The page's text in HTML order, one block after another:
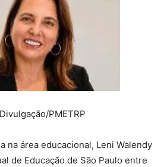
PMETRP
na área educacional, Leni Walendy
de Educação de São Paulo entre